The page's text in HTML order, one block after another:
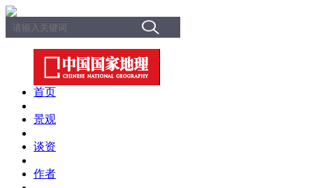
首页
景观
谈资
作者